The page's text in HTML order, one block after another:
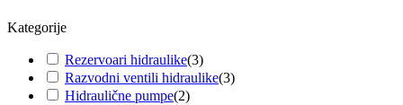
Kategorije
Rezervoari hidraulike(3)
Razvodni ventili hidraulike(3)
Hidraulične pumpe(2)